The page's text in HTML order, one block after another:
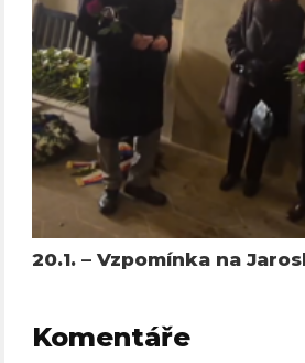
20.1. – Vzpomínka na
Komentáře